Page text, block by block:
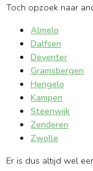
Toch opzoek naar
Almelo
Dalfsen
Deventer
Gramsbergen
Hengelo
Kampen
Steenwijk
Zenderen
Zwolle
Er is dus altijd wel